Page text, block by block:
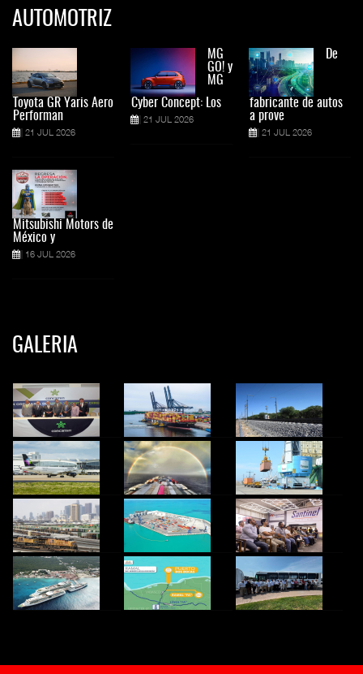
AUTOMOTRIZ
Toyota GR Yaris Aero
Performan
21 JUL 2026
Mitsubishi Motors de
México y
16 JUL 2026
MG
GO! y
MG
Cyber Concept: Los
21 JUL 2026
De
fabricante de autos
a prove
21 JUL 2026
GALERIA